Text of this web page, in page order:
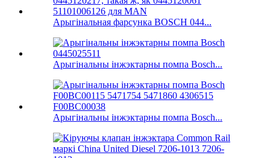
Арыгінальная фарсунка BOSCH 044...
Арыгінальны інжэктарны помпа Bosch...
Арыгінальны інжэктарны помпа Bosch...